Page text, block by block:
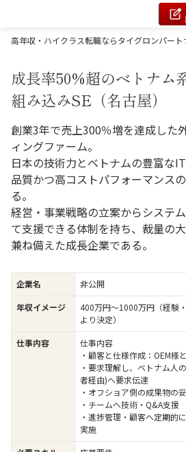
高年収・ハイクラス転職ならタイグロンパート
成長率50%超のベトナム
組み込みSE（名古屋）
創業3年で売上300％増を達成した
ィングファーム。
日本の技術力とベトナムの豊富な
品質かつ高コストパフォーマンス
る。
経営・事業戦略の立案からシステ
て支援できる体制を持ち、裁量の
兼ね備えた成長企業である。
企業名
非公開
年収イメージ
400万円〜1000万円（経験
より決定）
仕事内容
仕事内容
・顧客と仕様作成：OEM様
・要求理解し、ベトナム人
者経由)へ要求伝達
・オフショア側の成果物の
・チームへ技術・Q&A支援
・進捗管理・顧客へ定期的
実施